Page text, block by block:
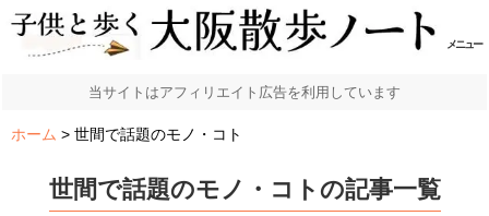
メニュー
当サイトはアフィリエイト広告を利用しています
ホーム 世間で話題のモノ・コト
世間で話題のモノ・コトの記事一覧